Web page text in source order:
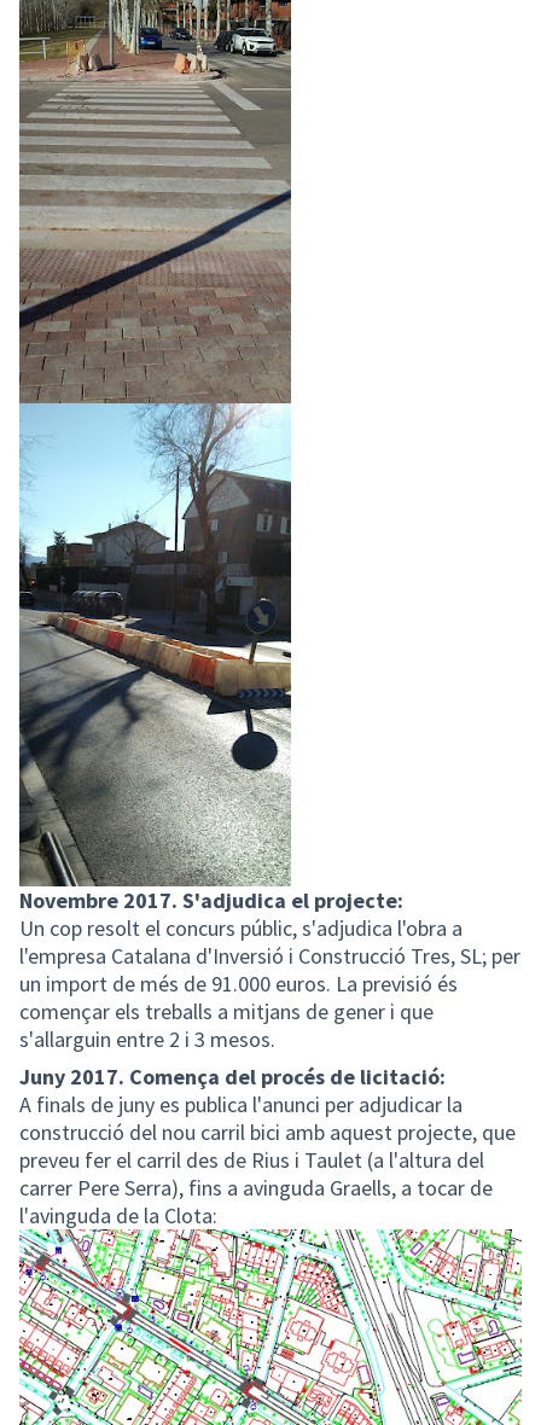
Novembre 2017. S'adjudica el projecte:
Un cop resolt el concurs públic, s'adjudica l'obra a
l'empresa Catalana d'Inversió i Construcció Tres, SL; per
un import de més de 91.000 euros. La previsió és
començar els treballs a mitjans de gener i que
s'allarguin entre 2 i 3 mesos.
Juny 2017. Comença del procés de licitació:
A finals de juny es publica l'anunci per adjudicar la
construcció del nou carril bici amb aquest projecte, que
preveu fer el carril des de Rius i Taulet (a l'altura del
carrer Pere Serra), fins a avinguda Graells, a tocar de
l'avinguda de la Clota: